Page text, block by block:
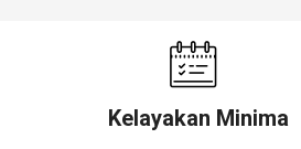
Kelayakan Minima